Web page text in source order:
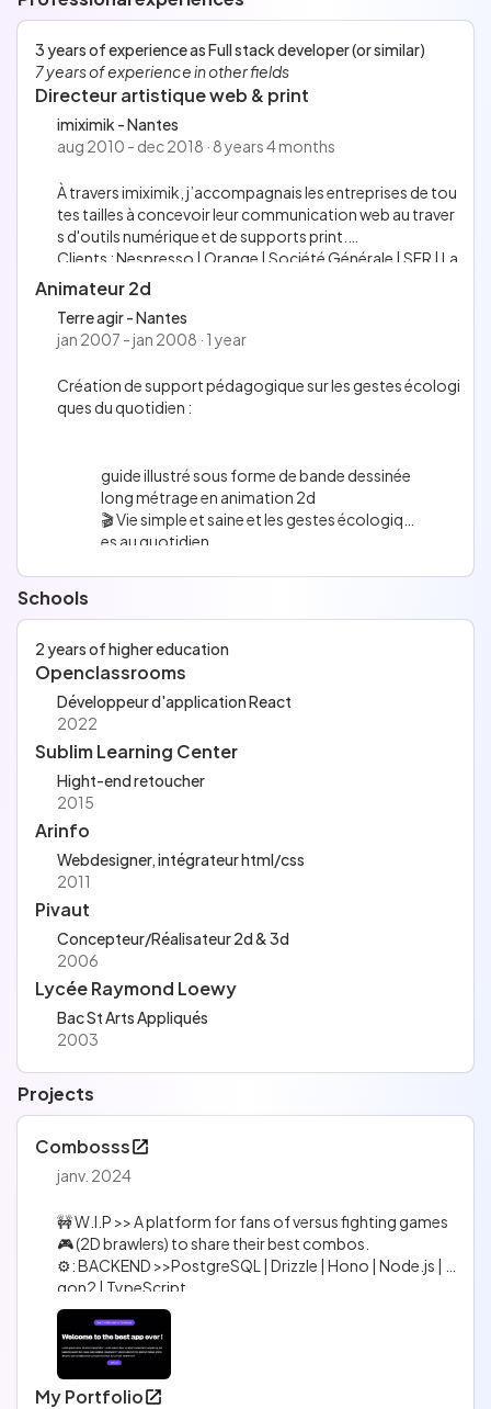
3 years of experience as Full stack developer (or similar)
7 years of experience in other fields
Directeur artistique web & print
imiximik - Nantes
aug 2010 - dec 2018 · 8 years 4 months
À travers imiximik, j’accompagnais les entreprises de tou
tes tailles à concevoir leur communication web au traver
s d'outils numérique et de supports print.
Clients : Nespresso | Orange | Société Générale | SFR | La
ncôme etc.
Animateur 2d
Terre agir - Nantes
jan 2007 - jan 2008 · 1 year
Création de support pédagogique sur les gestes écologi
ques du quotidien :
guide illustré sous forme de bande dessinée
long métrage en animation 2d
🎬 Vie simple et saine et les gestes écologiqu
es au quotidien
Schools
2 years of higher education
Openclassrooms
Développeur d'application React
2022
Sublim Learning Center
Hight-end retoucher
2015
Arinfo
Webdesigner, intégrateur html/css
2011
Pivaut
Concepteur/Réalisateur 2d & 3d
2006
Lycée Raymond Loewy
Bac St Arts Appliqués
2003
Projects
Combosss
janv. 2024
🚧 W.I.P >> A platform for fans of versus fighting games
🎮 (2D brawlers) to share their best combos.
⚙️: BACKEND >>PostgreSQL | Drizzle | Hono | Node.js | Ar
gon2 | TypeScript.
⚙️: FRONTEND >>Next | TailwindCss | ShadcnUi | TypeScr
ipt.
My Portfolio
No information has been entered for this section.